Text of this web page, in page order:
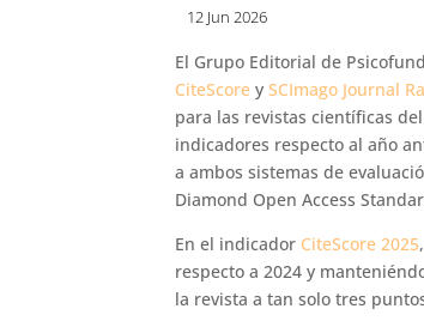
12 Jun 2026
El Grupo Editorial de
CiteScore ySCImago Journal
para las revistas científicas
indicadores respecto al año
a ambos sistemas de
Diamond Open Access
En el indicador CiteScore 2025,
respecto a 2024 y
la revista a tan solo tres